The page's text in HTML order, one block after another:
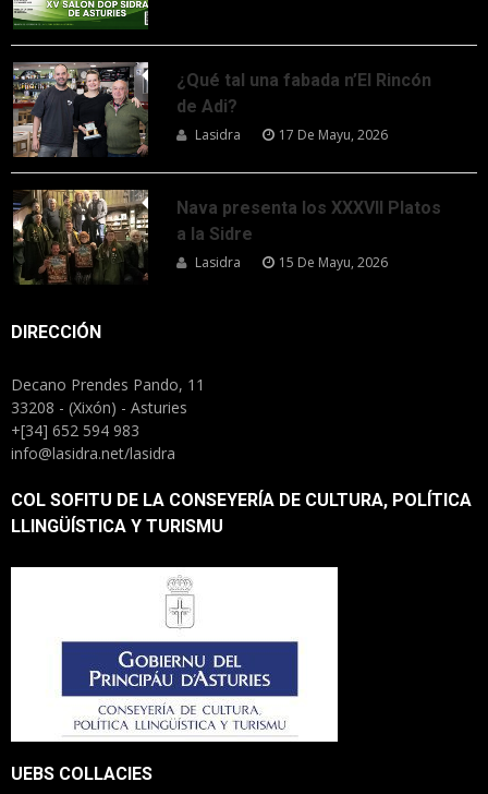
¿Qué tal una fabada n’El Rincón
de Adi?
Lasidra 17 De Mayu, 2026
Nava presenta los XXXVII Platos
a la Sidre
Lasidra 15 De Mayu, 2026
DIRECCIÓN
Decano Prendes Pando, 11
33208 - (Xixón) - Asturies
+[34] 652 594 983
info@lasidra.net/lasidra
COL SOFITU DE LA CONSEYERÍA DE CULTURA, POLÍTICA
LLINGÜÍSTICA Y TURISMU
UEBS COLLACIES